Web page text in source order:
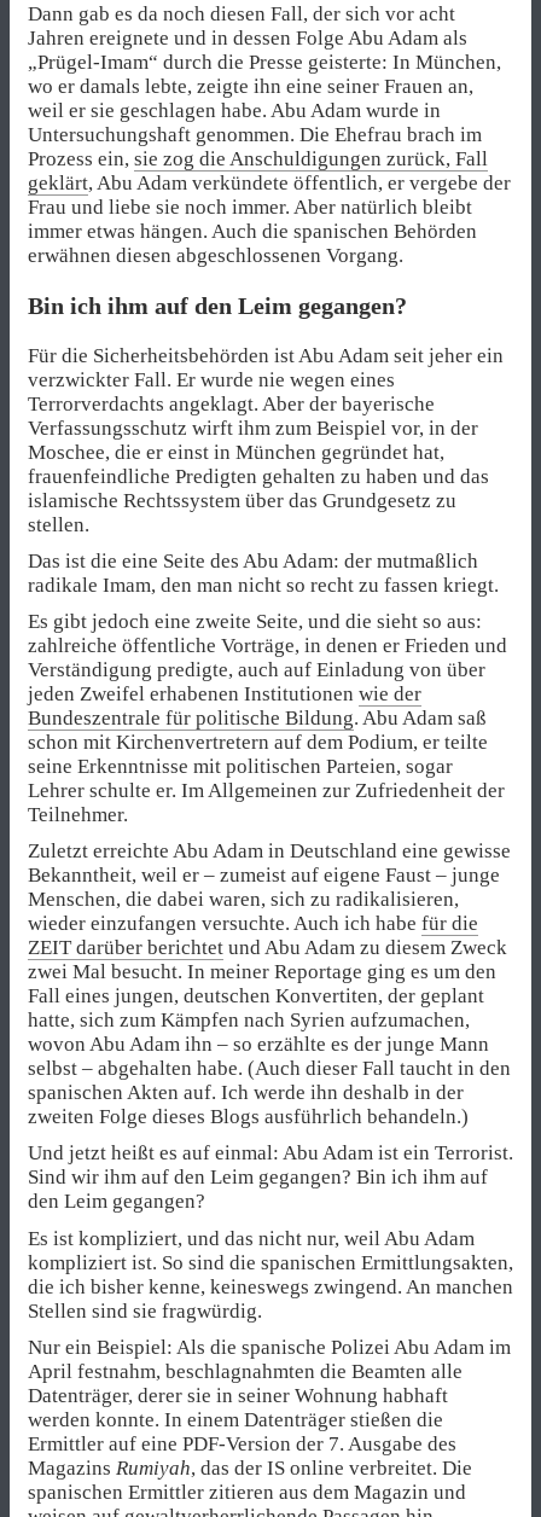
Dann gab es da noch diesen Fall, der sich vor acht
Jahren ereignete und in dessen Folge Abu Adam als
„Prügel-Imam“ durch die Presse geisterte: In München,
wo er damals lebte, zeigte ihn eine seiner Frauen an,
weil er sie geschlagen habe. Abu Adam wurde in
Untersuchungshaft genommen. Die Ehefrau brach im
Prozess ein, sie zog die Anschuldigungen zurück, Fall
geklärt, Abu Adam verkündete öffentlich, er vergebe der
Frau und liebe sie noch immer. Aber natürlich bleibt
immer etwas hängen. Auch die spanischen Behörden
erwähnen diesen abgeschlossenen Vorgang.
Bin ich ihm auf den Leim gegangen?
Für die Sicherheitsbehörden ist Abu Adam seit jeher ein
verzwickter Fall. Er wurde nie wegen eines
Terrorverdachts angeklagt. Aber der bayerische
Verfassungsschutz wirft ihm zum Beispiel vor, in der
Moschee, die er einst in München gegründet hat,
frauenfeindliche Predigten gehalten zu haben und das
islamische Rechtssystem über das Grundgesetz zu
stellen.
Das ist die eine Seite des Abu Adam: der mutmaßlich
radikale Imam, den man nicht so recht zu fassen kriegt.
Es gibt jedoch eine zweite Seite, und die sieht so aus:
zahlreiche öffentliche Vorträge, in denen er Frieden und
Verständigung predigte, auch auf Einladung von über
jeden Zweifel erhabenen Institutionen wie der
Bundeszentrale für politische Bildung. Abu Adam saß
schon mit Kirchenvertretern auf dem Podium, er teilte
seine Erkenntnisse mit politischen Parteien, sogar
Lehrer schulte er. Im Allgemeinen zur Zufriedenheit der
Teilnehmer.
Zuletzt erreichte Abu Adam in Deutschland eine gewisse
Bekanntheit, weil er – zumeist auf eigene Faust – junge
Menschen, die dabei waren, sich zu radikalisieren,
wieder einzufangen versuchte. Auch ich habe für die
ZEIT darüber berichtet und Abu Adam zu diesem Zweck
zwei Mal besucht. In meiner Reportage ging es um den
Fall eines jungen, deutschen Konvertiten, der geplant
hatte, sich zum Kämpfen nach Syrien aufzumachen,
wovon Abu Adam ihn – so erzählte es der junge Mann
selbst – abgehalten habe. (Auch dieser Fall taucht in den
spanischen Akten auf. Ich werde ihn deshalb in der
zweiten Folge dieses Blogs ausführlich behandeln.)
Und jetzt heißt es auf einmal: Abu Adam ist ein Terrorist.
Sind wir ihm auf den Leim gegangen? Bin ich ihm auf
den Leim gegangen?
Es ist kompliziert, und das nicht nur, weil Abu Adam
kompliziert ist. So sind die spanischen Ermittlungsakten,
die ich bisher kenne, keineswegs zwingend. An manchen
Stellen sind sie fragwürdig.
Nur ein Beispiel: Als die spanische Polizei Abu Adam im
April festnahm, beschlagnahmten die Beamten alle
Datenträger, derer sie in seiner Wohnung habhaft
werden konnte. In einem Datenträger stießen die
Ermittler auf eine PDF-Version der 7. Ausgabe des
Magazins Rumiyah, das der IS online verbreitet. Die
spanischen Ermittler zitieren aus dem Magazin und